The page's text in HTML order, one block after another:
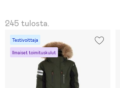
245 tulosta.
Testivoittaja
Ilmaiset toimituskulut